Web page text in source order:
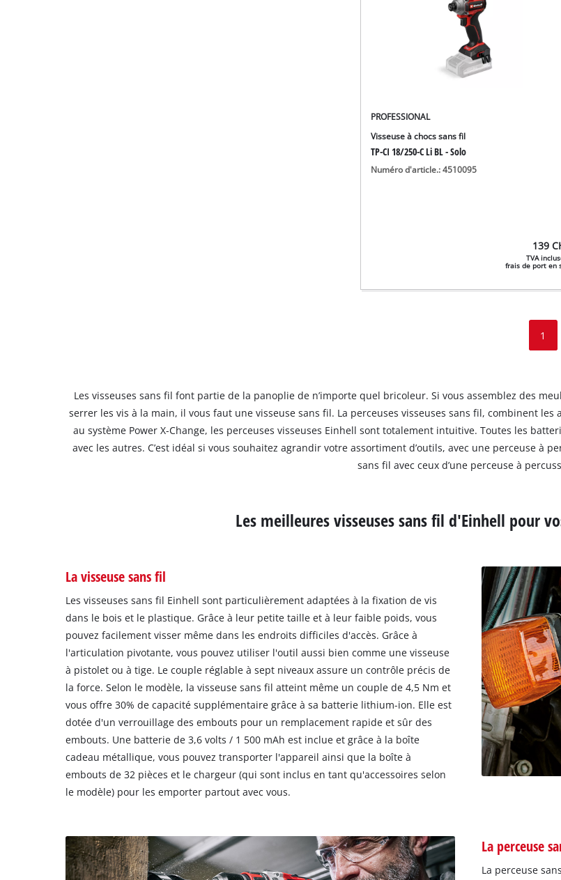
PROFESSIONAL
Visseuse à chocs sans fil
TP-CI 18/250-C Li BL - Solo
Numéro d'article.: 4510095
139
TVA
frais de port en
1
Les visseuses sans fil font partie de la panoplie de n’importe quel bricoleur. Si vous assemblez des
serrer les vis à la main, il vous faut une visseuse sans fil. La perceuses visseuses sans fil, combinent les
au système Power X-Change, les perceuses visseuses Einhell sont totalement intuitive. Toutes les
avec les autres. C’est idéal si vous souhaitez agrandir votre assortiment d’outils, avec une perceuse à
sans fil avec ceux d’une perceuse à
Les meilleures visseuses sans fil d'Einhell pour
La visseuse sans fil
Les visseuses sans fil Einhell sont particulièrement adaptées à la fixation de vis
dans le bois et le plastique. Grâce à leur petite taille et à leur faible poids, vous
pouvez facilement visser même dans les endroits difficiles d'accès. Grâce à
l'articulation pivotante, vous pouvez utiliser l'outil aussi bien comme une visseuse
à pistolet ou à tige. Le couple réglable à sept niveaux assure un contrôle précis de
la force. Selon le modèle, la visseuse sans fil atteint même un couple de 4,5 Nm et
vous offre 30% de capacité supplémentaire grâce à sa batterie lithium-ion. Elle est
dotée d'un verrouillage des embouts pour un remplacement rapide et sûr des
embouts. Une batterie de 3,6 volts / 1 500 mAh est inclue et grâce à la boîte
cadeau métallique, vous pouvez transporter l'appareil ainsi que la boîte à
embouts de 32 pièces et le chargeur (qui sont inclus en tant qu'accessoires selon
le modèle) pour les emporter partout avec vous.
La perceuse
La perceuse